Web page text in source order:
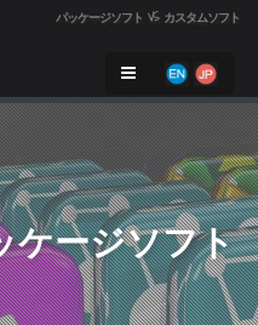
パッケージソフト VS カスタムソフト
ケージソフト